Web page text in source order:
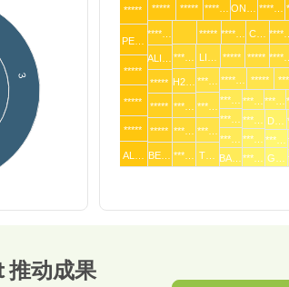
3
*****
PE…
*****
*****
*****
AL…
***** ***** ****… ON… ****…
****…
ALI…
*****
*****
*****
BE…
***** ****… C… ****…
***…
H2…
***…
***…
***…
LI… ***** ***** ****…
***…
***…
***…
T…
****… *****
***…
***…
***…
BA…
***… ***…
***…
***…
***…
D…
***…
G…
推动成果